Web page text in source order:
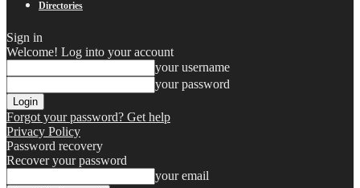
Directories
Sign in
Welcome! Log into your account
your username
your password
Forgot your password? Get help
Privacy Policy
Password recovery
Recover your password
your email